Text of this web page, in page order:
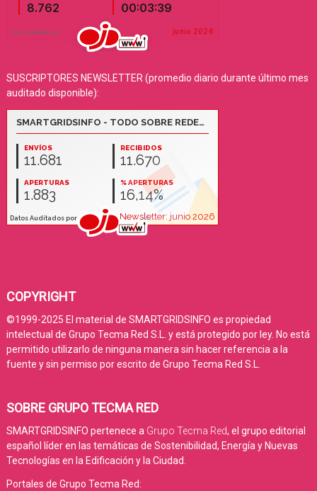
SUSCRIPTORES NEWSLETTER (promedio diario durante último mes
auditado disponible):
COPYRIGHT
©1999-2025 El material de SMARTGRIDSINFO es propiedad
intelectual de Grupo Tecma Red S.L. y está protegido por ley. No está
permitido utilizarlo de ninguna manera sin hacer referencia a la
fuente y sin permiso por escrito de Grupo Tecma Red S.L.
SOBRE GRUPO TECMA RED
SMARTGRIDSINFO pertenece a Grupo Tecma Red, el grupo editorial
español líder en las temáticas de Sostenibilidad, Energía y Nuevas
Tecnologías en la Edificación y la Ciudad.
Portales de Grupo Tecma Red: